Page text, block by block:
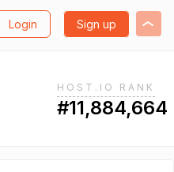
Login Sign up
HOST.IO RANK
#11,884,664